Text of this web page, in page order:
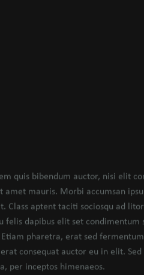
quis bibendum auctor, nisi elit
amet mauris. Morbi accumsan
Class aptent taciti sociosqu ad
dapibus elit set condimentum
pharetra, erat sed
consequat auctor eu in elit.
per inceptos himenaeos.